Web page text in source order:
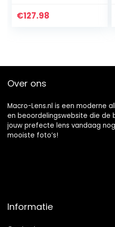
Hero 4 3+ Hero4
€127.98
Over ons
Macro-Lens.nl is een moderne
en beoordelingswebsite die de
jouw prefecte lens vandaag
mooiste foto’s!
Informatie